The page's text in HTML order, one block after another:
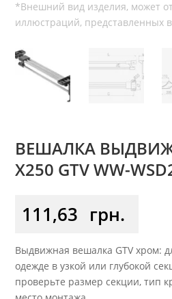
ВЕШАЛКА
X250 GTV WW-
111,63 грн.
Выдвижная вешалка GTV хром:
одежде в узкой или глубокой
проверьте размер секции, тип